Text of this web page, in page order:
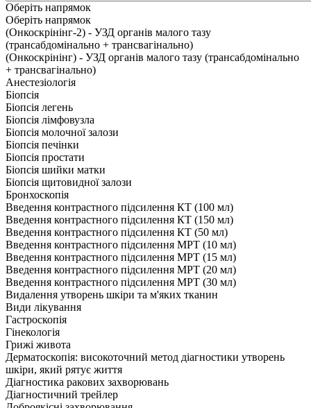
Оберіть напрямок
Оберіть напрямок
(Онкоскрінінг-2) - УЗД органів малого тазу
(трансабдомінально + трансвагінально)
(Онкоскрінінг) - УЗД органів малого тазу (трансабдомінально
+ трансвагінально)
Анестезіологія
Біопсія
Біопсія легень
Біопсія лімфовузла
Біопсія молочної залози
Біопсія печінки
Біопсія простати
Біопсія шийки матки
Біопсія щитовидної залози
Бронхоскопія
Введення контрастного підсилення КТ (100 мл)
Введення контрастного підсилення КТ (150 мл)
Введення контрастного підсилення КТ (50 мл)
Введення контрастного підсилення МРТ (10 мл)
Введення контрастного підсилення МРТ (15 мл)
Введення контрастного підсилення МРТ (20 мл)
Введення контрастного підсилення МРТ (30 мл)
Видалення утворень шкіри та м'яких тканин
Види лікування
Гастроскопія
Гінекологія
Грижі живота
Дерматоскопія: високоточний метод діагностики утворень
шкіри, який рятує життя
Діагностика ракових захворювань
Діагностичний трейлер